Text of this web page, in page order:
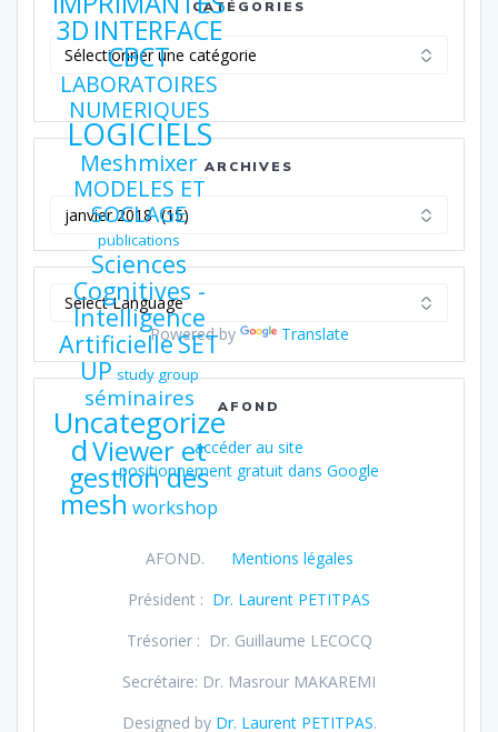
3D INTERFACE
CBCT
LABORATOIRES
NUMERIQUES
LOGICIELS
Meshmixer
MODELES ET
SOCLAGE
publications
Sciences
Cognitives -
Intelligence
ArtificielleSET
UP study group
séminaires
Uncategorize
dViewer et
gestion des
mesh workshop
CATÉGORIES
Catégories
ARCHIVES
Powered by Translate
AFOND
accéder au site
positionnement gratuit dans Google
AFOND. Mentions légales
Président : Dr. Laurent PETITPAS
Trésorier : Dr. Guillaume LECOCQ
Secrétaire: Dr. Masrour MAKAREMI
Designed by Dr. Laurent PETITPAS.